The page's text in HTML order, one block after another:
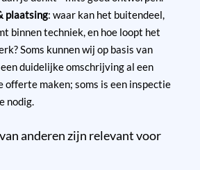
plaatsing: waar kan het buitendeel,
binnen techniek, en hoe loopt het
Soms kunnen wij op basis van
een duidelijke omschrijving al een
offerte maken; soms is een inspectie
nodig.
anderen zijn relevant voor